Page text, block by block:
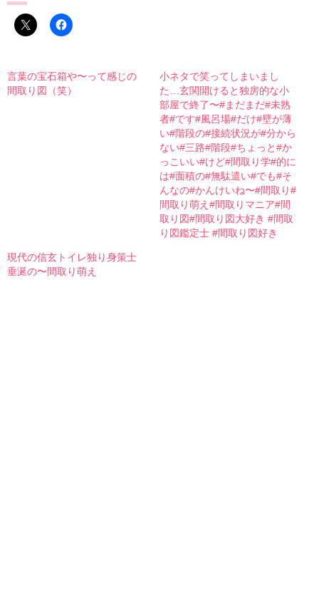
言葉の宝石箱や〜って感じの
間取り図（笑）
小ネタで笑ってしまいまし
た…玄関開けると独房的な小
部屋で終了〜#まだまだ#未熟
者#です#風呂場#だけ#壁が薄
い#階段の#接続状況が#分から
ない#三路#階段#ちょっと#か
っこいい#けど#間取り学#的に
は#面積の#無駄遣い#でも#そ
んなの#かんけいね〜#間取り#
間取り萌え#間取りマニア#間
取り図#間取り図大好き #間取
り図鑑定士 #間取り図好き
現代の信玄トイレ独り身策士
垂涎の〜間取り萌え